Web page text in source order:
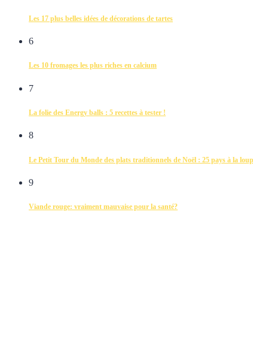
Les 17 plus belles idées de décorations de tartes
6
Les 10 fromages les plus riches en calcium
7
La folie des Energy balls : 5 recettes à tester !
8
Le Petit Tour du Monde des plats traditionnels de Noël : 25 pays à la
9
Viande rouge: vraiment mauvaise pour la santé?